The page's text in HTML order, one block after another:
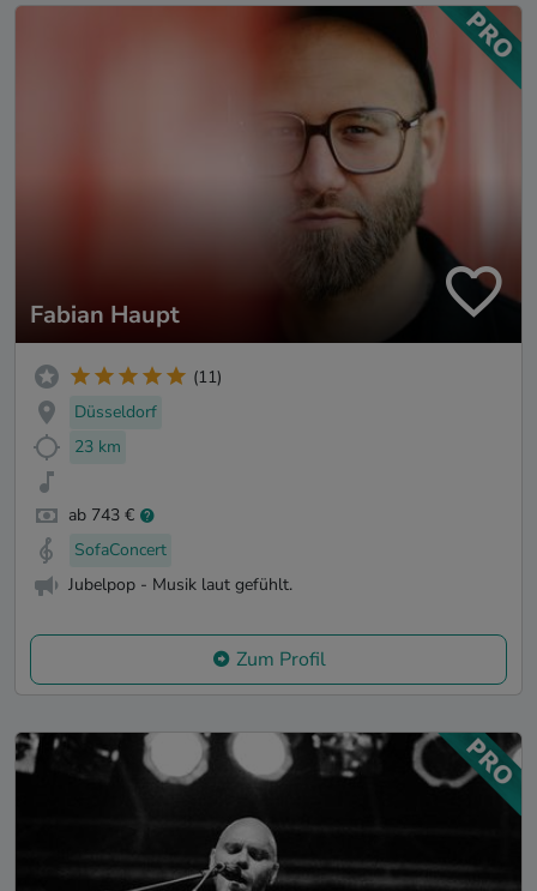
Fabian Haupt
(11)
Düsseldorf
23 km
ab 743 €
SofaConcert
Jubelpop - Musik laut gefühlt.
Zum Profil